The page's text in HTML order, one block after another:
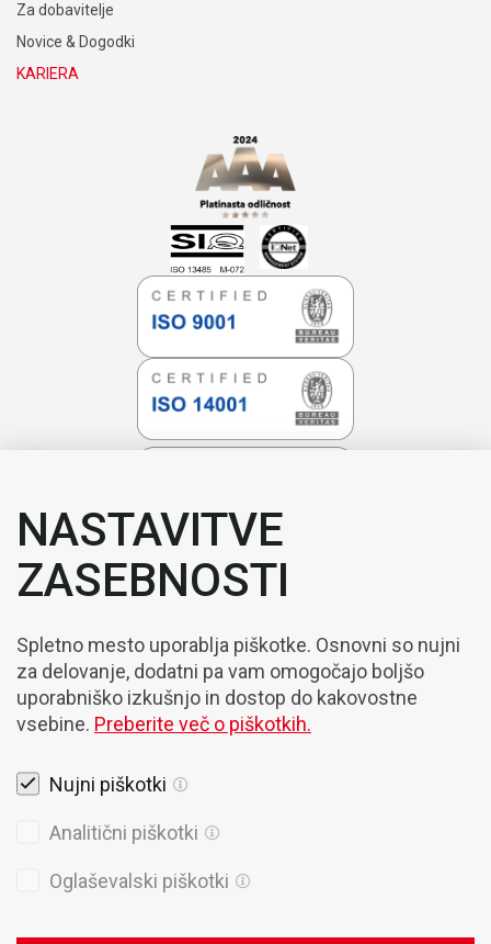
Za dobavitelje
Novice & Dogodki
KARIERA
NASTAVITVE
ZASEBNOSTI
Spletno mesto uporablja piškotke. Osnovni so nujni
za delovanje, dodatni pa vam omogočajo boljšo
uporabniško izkušnjo in dostop do kakovostne
vsebine. Preberite več o piškotkih.
Nujni piškotki
Analitični piškotki
Oglaševalski piškotki